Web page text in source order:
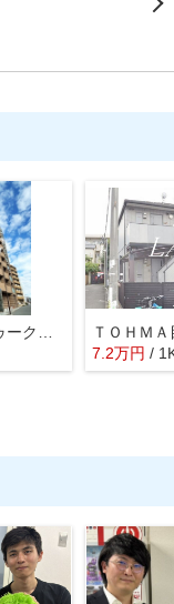
ＴＯＨＭ
7.2万円 /